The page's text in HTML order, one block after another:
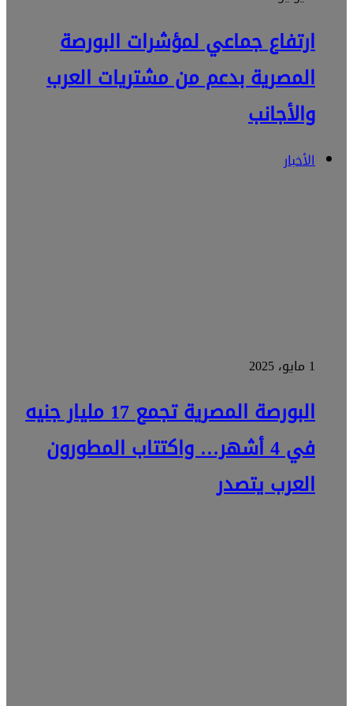
ارتفاع جماعي لمؤشرات البورصة
المصرية بدعم من مشتريات العرب
والأجانب
الأخبار
1 مايو، 2025
البورصة المصرية تجمع 17 مليار جنيه
في 4 أشهر… واكتتاب المطورون
العرب يتصدر